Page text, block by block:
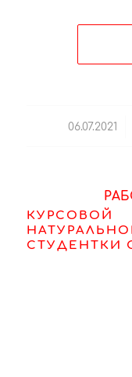
06.07.2021
/
СТУДЕНТКИ